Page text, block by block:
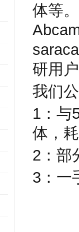
体等
研用
我们
1 ：与
体，
2 ：
3 ：